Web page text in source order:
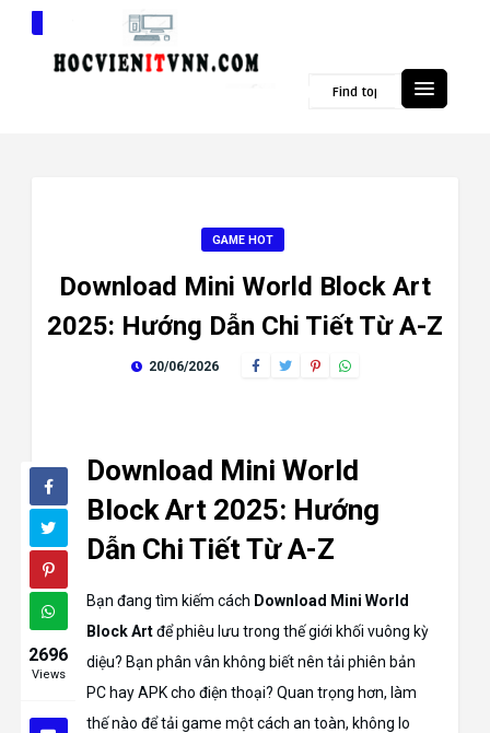
Popular Topics
GAME HOT
Download Mini World Block Art
2025: Hướng Dẫn Chi Tiết Từ A-Z
20/06/2026
2696
Views
Download Mini World
Block Art 2025: Hướng
Dẫn Chi Tiết Từ A-Z
Bạn đang tìm kiếm cách Download Mini World
Block Artđể phiêu lưu trong thế giới khối vuông kỳ
diệu? Bạn phân vân không biết nên tải phiên bản
PC hay APK cho điện thoại? Quan trọng hơn, làm
thế nào để tải game một cách an toàn, không lo